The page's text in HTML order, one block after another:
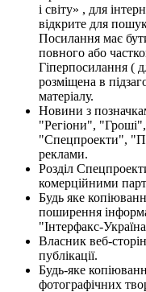
і світу» , для
відкрите для
Посилання має
повного або
Гіперпосилання (
розміщена в
матеріалу.
Новини з
"Регіони",
"Спецпроекти",
реклами.
Розділ
комерційними
Будь яке
поширення
"Інтерфакс-
Власник веб-
публікації.
Будь-яке
фотографічних